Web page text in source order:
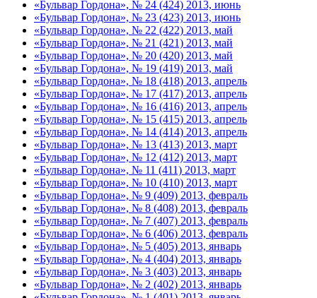
«Бульвар Гордона», № 24 (424) 2013, июнь
«Бульвар Гордона», № 23 (423) 2013, июнь
«Бульвар Гордона», № 22 (422) 2013, май
«Бульвар Гордона», № 21 (421) 2013, май
«Бульвар Гордона», № 20 (420) 2013, май
«Бульвар Гордона», № 19 (419) 2013, май
«Бульвар Гордона», № 18 (418) 2013, апрель
«Бульвар Гордона», № 17 (417) 2013, апрель
«Бульвар Гордона», № 16 (416) 2013, апрель
«Бульвар Гордона», № 15 (415) 2013, апрель
«Бульвар Гордона», № 14 (414) 2013, апрель
«Бульвар Гордона», № 13 (413) 2013, март
«Бульвар Гордона», № 12 (412) 2013, март
«Бульвар Гордона», № 11 (411) 2013, март
«Бульвар Гордона», № 10 (410) 2013, март
«Бульвар Гордона», № 9 (409) 2013, февраль
«Бульвар Гордона», № 8 (408) 2013, февраль
«Бульвар Гордона», № 7 (407) 2013, февраль
«Бульвар Гордона», № 6 (406) 2013, февраль
«Бульвар Гордона», № 5 (405) 2013, январь
«Бульвар Гордона», № 4 (404) 2013, январь
«Бульвар Гордона», № 3 (403) 2013, январь
«Бульвар Гордона», № 2 (402) 2013, январь